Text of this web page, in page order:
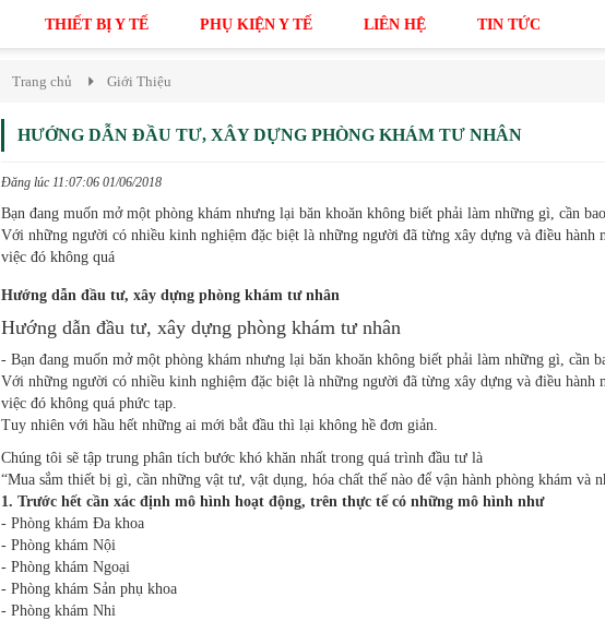
THIẾT BỊ Y TẾ PHỤ KIỆN Y TẾ LIÊN HỆ TIN TỨC
Trang chủ Giới Thiệu
HƯỚNG DẪN ĐẦU TƯ, XÂY DỰNG PHÒNG KHÁM TƯ NHÂN
Đăng lúc 11:07:06 01/06/2018
Bạn đang muốn mở một phòng khám nhưng lại băn khoăn không biết phải làm những gì, cần
Với những người có nhiều kinh nghiệm đặc biệt là những người đã từng xây dựng và điều hành
việc đó không quá
Hướng dẫn đầu tư, xây dựng phòng khám tư nhân
Hướng dẫn đầu tư, xây dựng phòng khám tư nhân
- Bạn đang muốn mở một phòng khám nhưng lại băn khoăn không biết phải làm những gì, cần
Với những người có nhiều kinh nghiệm đặc biệt là những người đã từng xây dựng và điều hành
việc đó không quá phức tạp.
Tuy nhiên với hầu hết những ai mới bắt đầu thì lại không hề đơn giản.
Chúng tôi sẽ tập trung phân tích bước khó khăn nhất trong quá trình đầu tư là
“Mua sắm thiết bị gì, cần những vật tư, vật dụng, hóa chất thế nào để vận hành phòng khám và
1. Trước hết cần xác định mô hình hoạt động, trên thực tế có những mô hình như
- Phòng khám Đa khoa
- Phòng khám Nội
- Phòng khám Ngoại
- Phòng khám Sản phụ khoa
- Phòng khám Nhi